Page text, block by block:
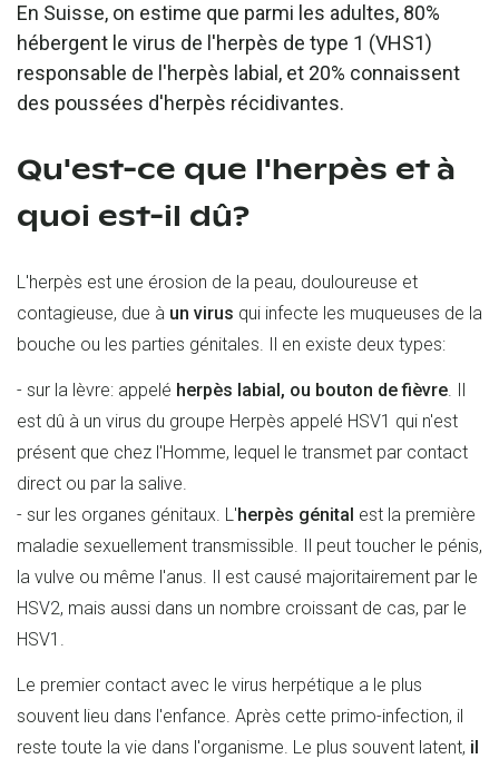
En Suisse, on estime que parmi les adultes, 80%
hébergent le virus de l'herpès de type 1 (VHS1)
responsable de l'herpès labial, et 20% connaissent
des poussées d'herpès récidivantes.
Qu'est-ce que l'herpès et à
quoi est-il dû?
L'herpès est une érosion de la peau, douloureuse et
contagieuse, due à un virus qui infecte les muqueuses de la
bouche ou les parties génitales. Il en existe deux types:
- sur la lèvre: appelé herpès labial, ou bouton de fièvre . Il
est dû à un virus du groupe Herpès appelé HSV1 qui n'est
présent que chez l'Homme, lequel le transmet par contact
direct ou par la salive.
- sur les organes génitaux. L'herpès génital est la première
maladie sexuellement transmissible. Il peut toucher le pénis,
la vulve ou même l'anus. Il est causé majoritairement par le
HSV2, mais aussi dans un nombre croissant de cas, par le
HSV1.
Le premier contact avec le virus herpétique a le plus
souvent lieu dans l'enfance. Après cette primo-infection, il
reste toute la vie dans l'organisme. Le plus souvent latent, il